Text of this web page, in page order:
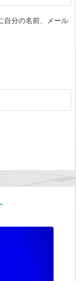
自分の名前、メール